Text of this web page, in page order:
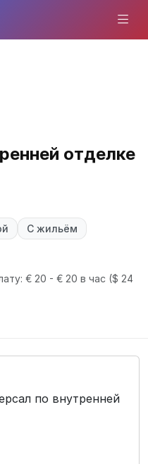
отделке
С жильём
€ 20 - € 20 в час ($ 24
по внутренней